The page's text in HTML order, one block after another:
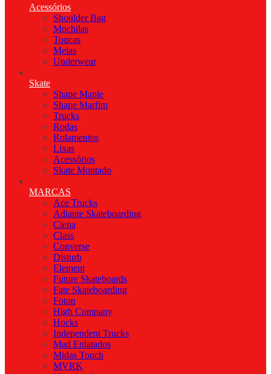
Acessórios
Shoulder Bag
Mochilas
Toucas
Meias
Underwear
Skate
Shape Maple
Shape Marfim
Trucks
Rodas
Rolamentos
Lixas
Acessórios
Skate Montado
MARCAS
Ace Trucks
Adiante Skateboarding
Ciena
Class
Converse
Disturb
Element
Future Skateboards
Fate Skateboarding
Foton
High Company
Hocks
Independent Trucks
Mad Enlatados
Midas Touch
MVRK